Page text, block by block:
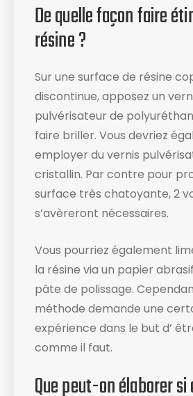
De quelle façon faire
résine ?
Sur une surface de résine
discontinue, apposez un
pulvérisateur de
faire briller. Vous devriez
employer du vernis
cristallin. Par contre pour
surface très chatoyante, 2
s’avèreront nécessaires.
Vous pourriez également
la résine via un papier
pâte de polissage.
méthode demande une
expérience dans le but d’
comme il faut.
Que peut-on élaborer si